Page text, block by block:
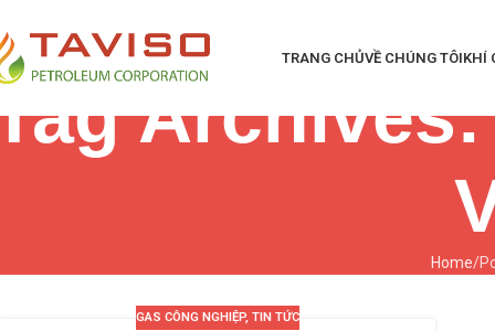
TRANG CHỦVỀ CHÚNG TÔIKHÍ
Home
GAS CÔNG NGHIỆP, TIN TỨC